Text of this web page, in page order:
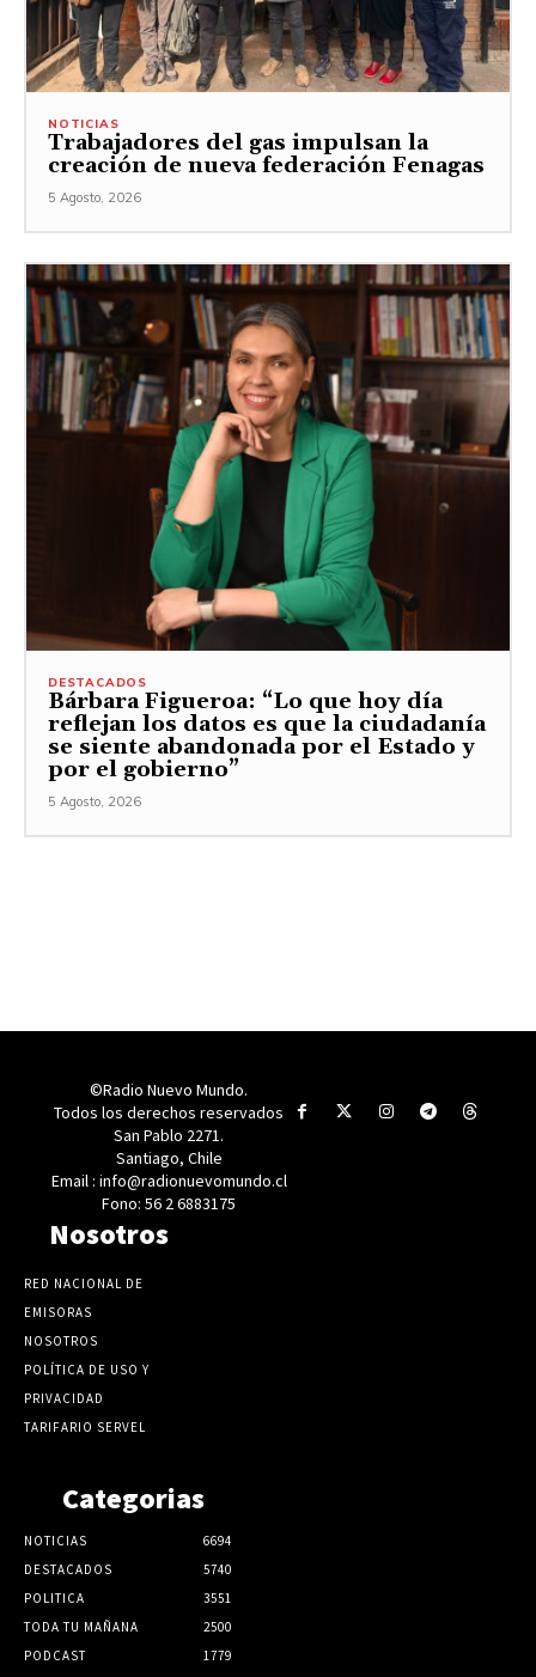
NOTICIAS
Trabajadores del gas impulsan la
creación de nueva federación Fenagas
5 Agosto, 2026
DESTACADOS
Bárbara Figueroa: “Lo que hoy día
reflejan los datos es que la ciudadanía
se siente abandonada por el Estado y
por el gobierno”
5 Agosto, 2026
©Radio Nuevo Mundo.
Todos los derechos reservados
San Pablo 2271.
Santiago, Chile
Email : info@radionuevomundo.cl
Fono: 56 2 6883175
Nosotros
RED NACIONAL DE
EMISORAS
NOSOTROS
POLÍTICA DE USO Y
PRIVACIDAD
TARIFARIO SERVEL
Categorias
NOTICIAS
6694
DESTACADOS
5740
POLITICA
3551
TODA TU MAÑANA
2500
PODCAST
1779